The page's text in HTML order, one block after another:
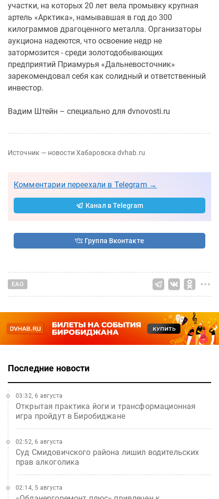
участки, на которых 20 лет вела промывку крупная
артель «Арктика», намывавшая в год до 300
килограммов драгоценного металла. Организаторы
аукциона надеются, что освоение недр не
затормозится - среди золотодобывающих
предприятий Приамурья «Дальневосточник»
зарекомендовал себя как солидный и ответственный
инвестор.
Вадим Штейн – специально для dvnovosti.ru
Источник — новости Хабаровска dvhab.ru
Комментарии переехали в Telegram →
Канал в Telegram
Группа Вконтакте
ЕАО
Последние новости
Открытая практика йоги и трансформационная
игра пройдут в Биробиджане
03:32, 6 августа
Суд Смидовичского района лишил водительских
прав алкоголика
02:52, 6 августа
02:14, 5 августа